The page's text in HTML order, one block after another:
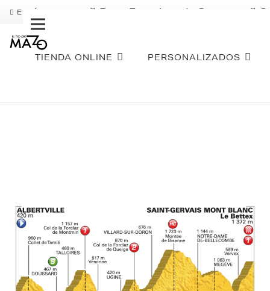
ENVÍO GRATIS Pago Fraccionado Sequra
TIENDA ONLINE PERSONALIZADOS